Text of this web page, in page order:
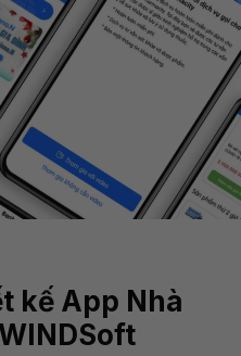
kế App Nhà